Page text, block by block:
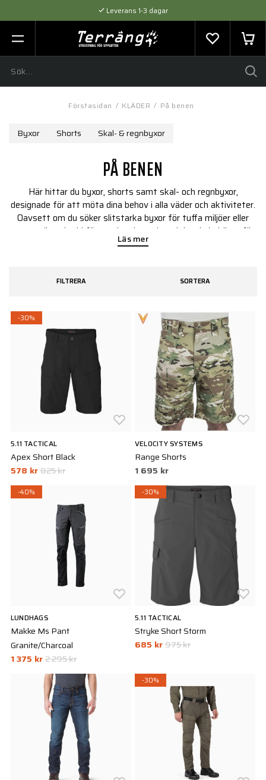
Leverans 1-3 dagar
Flexibel betalning med SVEA
Expertråd & Kvalitetsprodukter
Förstasidan / KLÄDER / På benen
Byxor Shorts Skal- & regnbyxor
PÅ BENEN
Här hittar du byxor, shorts samt skal- och regnbyxor,
designade för att möta dina behov i alla väder och aktiviteter.
Oavsett om du söker slitstarka byxor för tuffa miljöer eller
vattentäta skydd för regniga dagar, har vi det du behöver för
att hålla dig torr, bekväm och redo för alla utmaningar.
Läs mer
FILTRERA SORTERA
-30%
5.11 TACTICAL
Apex Short Black
578 kr825 kr
VELOCITY SYSTEMS
Range Shorts
1 695 kr
-40%
LUNDHAGS
Makke Ms Pant
Granite/Charcoal
1 375 kr2 295 kr
-30%
5.11 TACTICAL
Stryke Short Storm
685 kr975 kr
-30%